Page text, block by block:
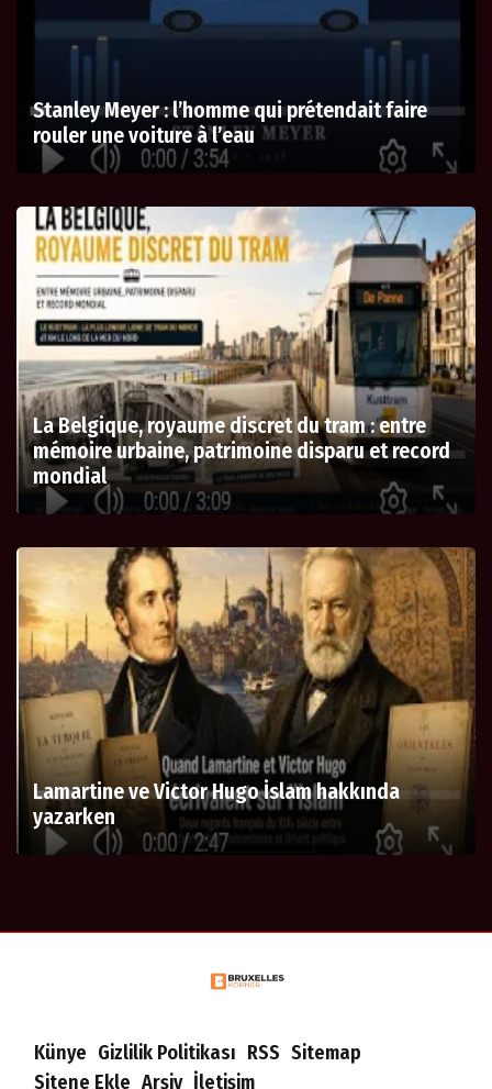
Stanley Meyer : l’homme qui prétendait faire
rouler une voiture à l’eau
La Belgique, royaume discret du tram : entre
mémoire urbaine, patrimoine disparu et record
mondial
Lamartine ve Victor Hugo İslam hakkında
yazarken
Künye Gizlilik Politikası RSS Sitemap
Sitene Ekle Arşiv İletişim